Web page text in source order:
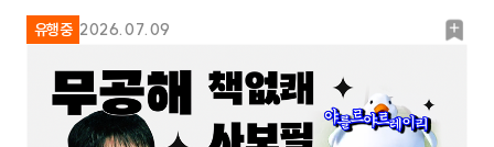
유행중 2026.07.09
북